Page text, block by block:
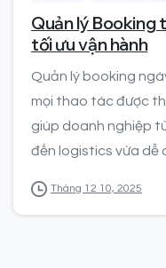
Quản lý Booking
tối ưu vận hành
Quản lý booking
mọi thao tác được
giúp doanh nghiệp
đến logistics vừa dễ
Tháng 12 10, 2025